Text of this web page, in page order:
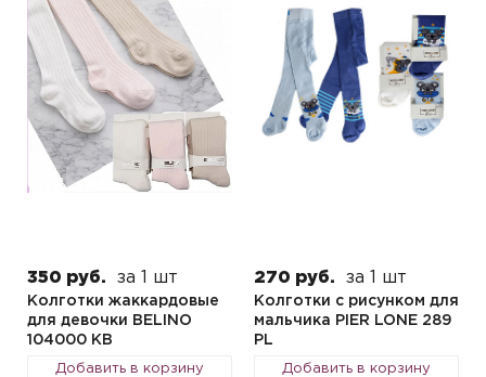
350 руб. за 1 шт
Колготки жаккардовые
для девочки BELINO
104000 KB
Добавить в корзину
270 руб. за 1 шт
Колготки с рисунком для
мальчика PIER LONE 289
PL
Добавить в корзину